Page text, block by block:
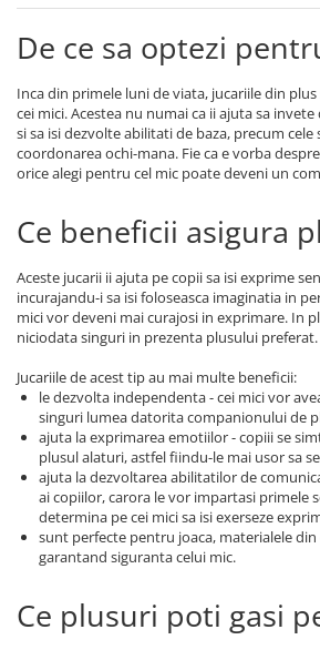
De ce sa optezi
Inca din primele luni de viata, jucariile din
cei mici. Acestea nu numai ca ii ajuta sa
si sa isi dezvolte abilitati de baza, precum cele
coordonarea ochi-mana. Fie ca e vorba
orice alegi pentru cel mic poate deveni un
Ce beneficii asigura
Aceste jucarii ii ajuta pe copii sa isi exprime
incurajandu-i sa isi foloseasca imaginatia in
mici vor deveni mai curajosi in exprimare. In
niciodata singuri in prezenta plusului preferat.
Jucariile de acest tip au mai multe beneficii:
le dezvolta independenta - cei mici vor
singuri lumea datorita companionului de
ajuta la exprimarea emotiilor - copiii se
plusul alaturi, astfel fiindu-le mai usor sa
ajuta la dezvoltarea abilitatilor de
ai copiilor, carora le vor impartasi primele
determina pe cei mici sa isi exerseze
sunt perfecte pentru joaca, materialele
garantand siguranta celui mic.
Ce plusuri poti gasi